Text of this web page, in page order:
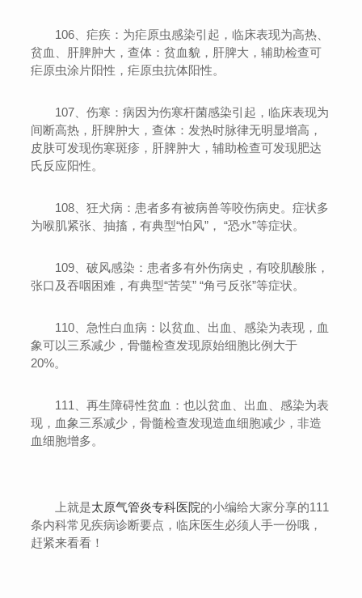
106、疟疾：为疟原虫感染引起，临床表现为高热、
贫血、肝脾肿大，查体：贫血貌，肝脾大，辅助检查可
疟原虫涂片阳性，疟原虫抗体阳性。
107、伤寒：病因为伤寒杆菌感染引起，临床表现为
间断高热，肝脾肿大，查体：发热时脉律无明显增高，
皮肤可发现伤寒斑疹，肝脾肿大，辅助检查可发现肥达
氏反应阳性。
108、狂犬病：患者多有被病兽等咬伤病史。症状多
为喉肌紧张、抽搐，有典型“怕风”， “恐水”等症状。
109、破风感染：患者多有外伤病史，有咬肌酸胀，
张口及吞咽困难，有典型“苦笑” “角弓反张”等症状。
110、急性白血病：以贫血、出血、感染为表现，血
象可以三系减少，骨髓检查发现原始细胞比例大于
20%。
111、再生障碍性贫血：也以贫血、出血、感染为表
现，血象三系减少，骨髓检查发现造血细胞减少，非造
血细胞增多。
上就是太原气管炎专科医院的小编给大家分享的111
条内科常见疾病诊断要点，临床医生必须人手一份哦，
赶紧来看看！